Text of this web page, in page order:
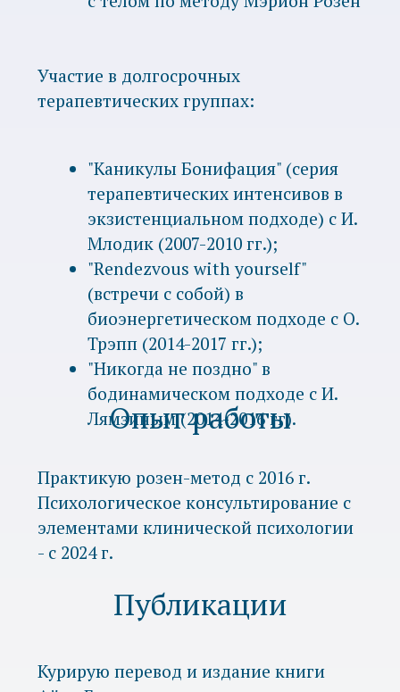
ситуацию. Но и люди, вполне
хочет выстроить более близкий контакт с
собой, научиться бережному отношению
к себе, укрепить внутренний стержень,
Что я делаю
Индивидуальные сессии
розен-метода;
совместные с Анной
Арифуллиной регулярные
тематические встречи;
психологическое
Розен-сессии